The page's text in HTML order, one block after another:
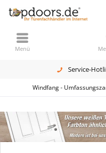
Service-
Menü
Windfang -